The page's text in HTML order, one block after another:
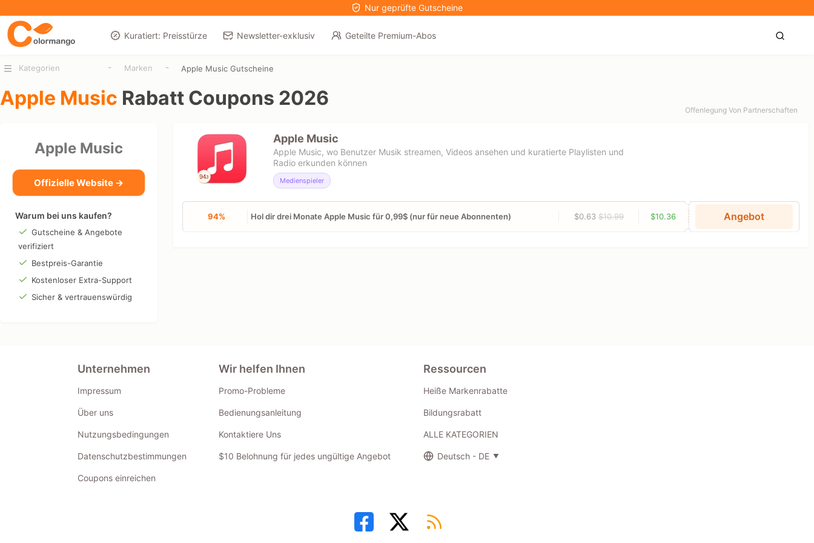
Nur geprüfte Gutscheine
Kuratiert: Preisstürze Newsletter-exklusiv Geteilte Premium-Abos
Kategorien - Marken - Apple Music Gutscheine
Apple Music Rabatt Coupons 2026
Offenlegung Von Partnerschaften
Apple Music
Offizielle Website →
Warum bei uns kaufen?
Gutscheine & Angebote
verifiziert
Bestpreis-Garantie
Kostenloser Extra-Support
Sicher & vertrauenswürdig
Apple Music
Apple Music, wo Benutzer Musik streamen, Videos ansehen und kuratierte Playlisten und
Radio erkunden können
Medienspieler
94% Hol dir drei Monate Apple Music für 0,99$ (nur für neue Abonnenten) $0.63 $10.99 $10.36 Angebot
Unternehmen
Impressum
Über uns
Nutzungsbedingungen
Datenschutzbestimmungen
Coupons einreichen
Wir helfen Ihnen
Promo-Probleme
Bedienungsanleitung
Kontaktiere Uns
$10 Belohnung für jedes ungültige Angebot
Ressourcen
Heiße Markenrabatte
Bildungsrabatt
ALLE KATEGORIEN
Deutsch - DE